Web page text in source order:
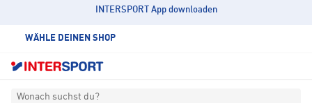
INTERSPORT App downloaden
WÄHLE DEINEN SHOP
Wonach suchst du?